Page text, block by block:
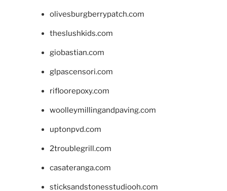
olivesburgberrypatch.com
theslushkids.com
giobastian.com
glpascensori.com
rifloorepoxy.com
woolleymillingandpaving.com
uptonpvd.com
2troublegrill.com
casateranga.com
sticksandstonesstudiooh.com